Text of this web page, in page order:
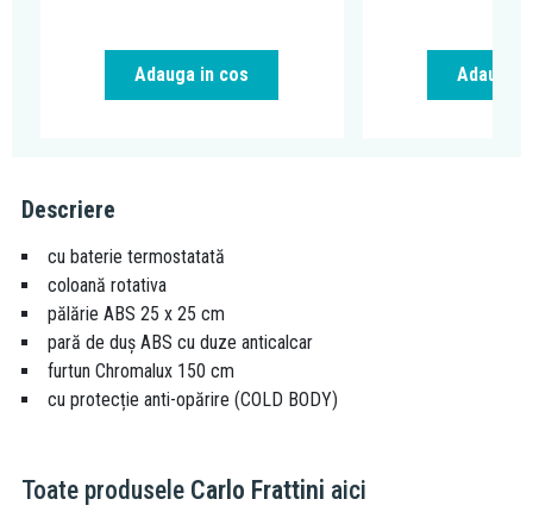
Adauga in cos Adauga
Descriere
cu baterie termostatată
coloană rotativa
pălărie ABS 25 x 25 cm
pară de duș ABS cu duze anticalcar
furtun Chromalux 150 cm
cu protecție anti-opărire (COLD BODY)
Toate produsele Carlo Frattini aici